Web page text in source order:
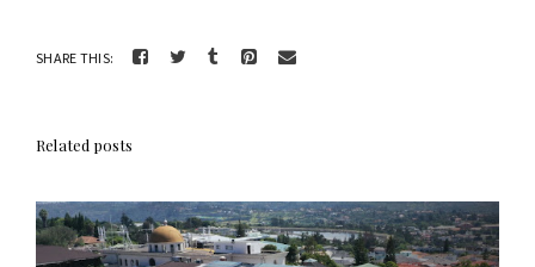
SHARE THIS:
Related posts